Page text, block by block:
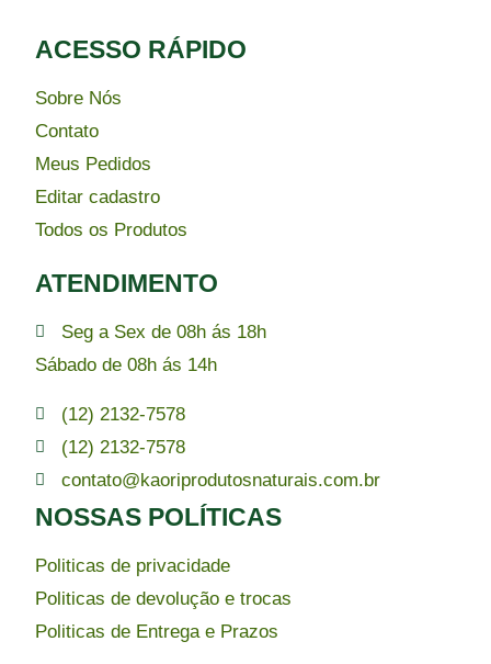
ACESSO RÁPIDO​
Sobre Nós
Contato
Meus Pedidos
Editar cadastro
Todos os Produtos
ATENDIMENTO
Seg a Sex de 08h ás 18h
Sábado de 08h ás 14h
(12) 2132-7578
(12) 2132-7578
contato@kaoriprodutosnaturais.com.br
NOSSAS POLÍTICAS
Politicas de privacidade
Politicas de devolução e trocas
Politicas de Entrega e Prazos